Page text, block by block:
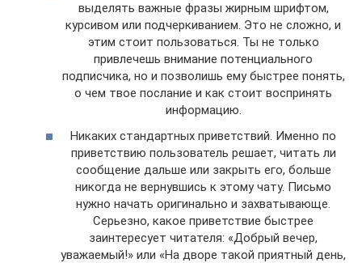
выделять важные фразы жирным шрифтом,
курсивом или подчеркиванием. Это не сложно, и
этим стоит пользоваться. Ты не только
привлечешь внимание потенциального
подписчика, но и позволишь ему быстрее понять,
о чем твое послание и как стоит воспринять
информацию.
Никаких стандартных приветствий. Именно по
приветствию пользователь решает, читать ли
сообщение дальше или закрыть его, больше
никогда не вернувшись к этому чату. Письмо
нужно начать оригинально и захватывающе.
Серьезно, какое приветствие быстрее
заинтересует читателя: «Добрый вечер,
уважаемый!» или «На дворе такой приятный день,